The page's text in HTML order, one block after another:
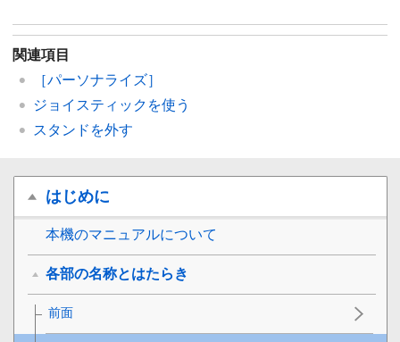
関連項目
［パーソナライズ］
ジョイスティックを使う
スタンドを外す
はじめに
本機のマニュアルについて
各部の名称とはたらき
前面